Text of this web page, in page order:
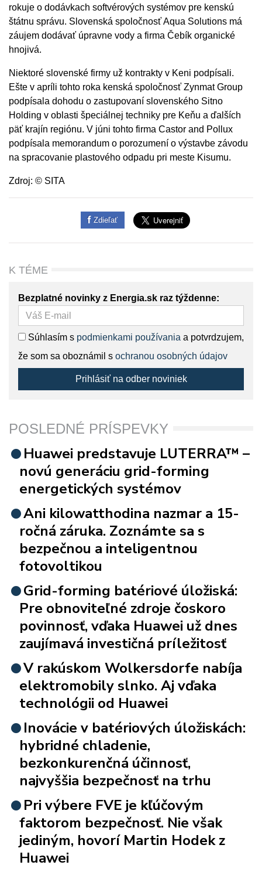
rokuje o dodávkach softvérových systémov pre kenskú
štátnu správu. Slovenská spoločnosť Aqua Solutions má
záujem dodávať úpravne vody a firma Čebík organické
hnojivá.
Niektoré slovenské firmy už kontrakty v Keni podpísali.
Ešte v apríli tohto roka kenská spoločnosť Zynmat Group
podpísala dohodu o zastupovaní slovenského Sitno
Holding v oblasti špeciálnej techniky pre Keňu a ďalších
päť krajín regiónu. V júni tohto firma Castor and Pollux
podpísala memorandum o porozumení o výstavbe závodu
na spracovanie plastového odpadu pri meste Kisumu.
Zdroj: © SITA
Zdieľať
K TÉME
Bezplatné novinky z Energia.sk raz týždenne:
Súhlasím s podmienkami používania a potvrdzujem,
že som sa oboznámil s ochranou osobných údajov
Prihlásiť na odber noviniek
POSLEDNÉ PRÍSPEVKY
Huawei predstavuje LUTERRA™ –
novú generáciu grid-forming
energetických systémov
Ani kilowatthodina nazmar a 15-
ročná záruka. Zoznámte sa s
bezpečnou a inteligentnou
fotovoltikou
Grid-forming batériové úložiská:
Pre obnoviteľné zdroje čoskoro
povinnosť, vďaka Huawei už dnes
zaujímavá investičná príležitosť
V rakúskom Wolkersdorfe nabíja
elektromobily slnko. Aj vďaka
technológii od Huawei
Inovácie v batériových úložiskách:
hybridné chladenie,
bezkonkurenčná účinnosť,
najvyššia bezpečnosť na trhu
Pri výbere FVE je kľúčovým
faktorom bezpečnosť. Nie však
jediným, hovorí Martin Hodek z
Huawei